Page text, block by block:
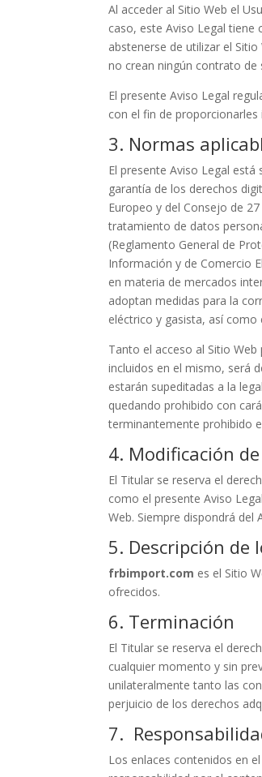
Al acceder al Sitio Web el
caso, este Aviso Legal tiene
abstenerse de utilizar el
no crean ningún contrato de
El presente Aviso Legal
con el fin de
3. Normas
El presente Aviso Legal
garantía de los derechos
Europeo y del Consejo de
tratamiento de datos
(Reglamento General de
Información y de Comercio
en materia de mercados
adoptan medidas para la
eléctrico y gasista, así
Tanto el acceso al Sitio
incluidos en el mismo, será
estarán supeditadas a la
quedando prohibido con
terminantemente prohibido
4. Modificación
El Titular se reserva el
como el presente Aviso
Web. Siempre dispondrá del
5. Descripción de
frbimport.com es el Sitio
ofrecidos.
6. Terminación
El Titular se reserva el
cualquier momento y sin
unilateralmente tanto las
perjuicio de los derechos
7.
Los enlaces contenidos en